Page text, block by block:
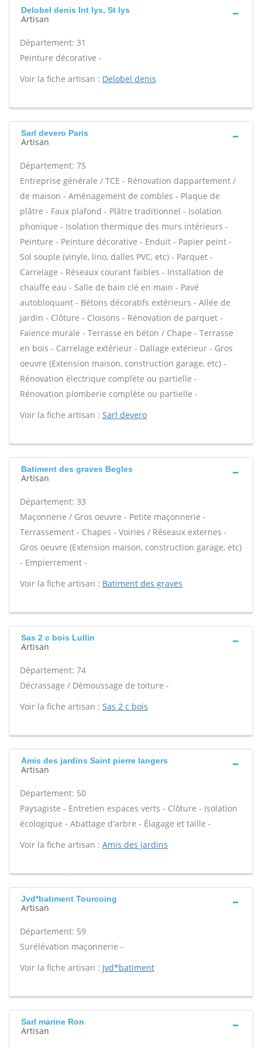
Delobel denis Int lys, St lys
Artisan
Département: 31
Peinture décorative -
Voir la fiche artisan : Delobel denis
Sarl devero Paris
Artisan
Département: 75
Entreprise générale / TCE - Rénovation dappartement /
de maison - Aménagement de combles - Plaque de
plâtre - Faux plafond - Plâtre traditionnel - Isolation
phonique - Isolation thermique des murs intérieurs -
Peinture - Peinture décorative - Enduit - Papier peint -
Sol souple (vinyle, lino, dalles PVC, etc) - Parquet -
Carrelage - Réseaux courant faibles - Installation de
chauffe eau - Salle de bain clé en main - Pavé
autobloquant - Bétons décoratifs extérieurs - Allée de
jardin - Clôture - Cloisons - Rénovation de parquet -
Faïence murale - Terrasse en béton / Chape - Terrasse
en bois - Carrelage extérieur - Dallage extérieur - Gros
oeuvre (Extension maison, construction garage, etc) -
Rénovation électrique complète ou partielle -
Rénovation plomberie complète ou partielle -
Voir la fiche artisan : Sarl devero
Batiment des graves Begles
Artisan
Département: 33
Maçonnerie / Gros oeuvre - Petite maçonnerie -
Terrassement - Chapes - Voiries / Réseaux externes -
Gros oeuvre (Extension maison, construction garage, etc)
- Empierrement -
Voir la fiche artisan : Batiment des graves
Sas 2 c bois Lullin
Artisan
Département: 74
Décrassage / Démoussage de toiture -
Voir la fiche artisan : Sas 2 c bois
Amis des jardins Saint pierre langers
Artisan
Département: 50
Paysagiste - Entretien espaces verts - Clôture - Isolation
écologique - Abattage d'arbre - Élagage et taille -
Voir la fiche artisan : Amis des jardins
Jvd*batiment Tourcoing
Artisan
Département: 59
Surélévation maçonnerie -
Voir la fiche artisan : Jvd*batiment
Sarl marine Ron
Artisan